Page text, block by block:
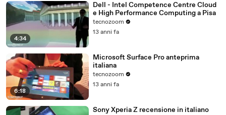
4:34
Dell - Intel Competence Centre Cloud
e High Performance Computing a Pisa
tecnozoom
13 anni fa
6:18
Microsoft Surface Pro anteprima
italiana
tecnozoom
13 anni fa
Sony Xperia Z recensione in italiano